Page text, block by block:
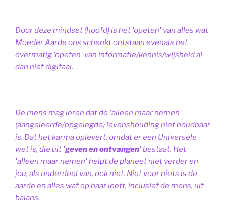
Door deze mindset (hoofd) is het 'opeten' van alles wat
Moeder Aarde ons schenkt ontstaan evenals het
overmatig 'opeten' van informatie/kennis/wijsheid al
dan niet digitaal.
De mens mag leren dat de 'alleen maar nemen'
(aangeleerde/opgelegde) levenshouding niet houdbaar
is. Dat het karma oplevert, omdat er een Universele
wet is, die uit 'geven en ontvangen' bestaat. Het
'alleen maar nemen' helpt de planeet niet verder en
jou, als onderdeel van, ook niet. Niet voor niets is de
aarde en alles wat op haar leeft, inclusief de mens, uit
balans.